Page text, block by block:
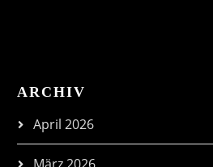
ARCHIV
April 2026